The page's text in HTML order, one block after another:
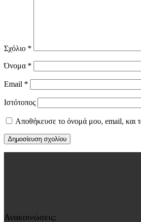
Σχόλιο *
Όνομα *
Email *
Ιστότοπος
Αποθήκευσε το όνομά μου, email, και
Ανακοινώσεις: